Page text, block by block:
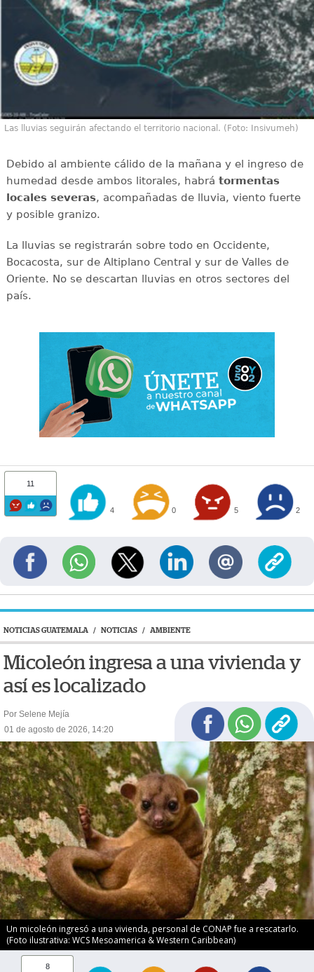
Las lluvias seguirán afectando el territorio nacional. (Foto: Insivumeh)
Debido al ambiente cálido de la mañana y el ingreso de
humedad desde ambos litorales, habrá tormentas
locales severas, acompañadas de lluvia, viento fuerte
y posible granizo.
La lluvias se registrarán sobre todo en Occidente,
Bocacosta, sur de Altiplano Central y sur de Valles de
Oriente. No se descartan lluvias en otros sectores del
país.
11
4 0 5 2
NOTICIAS GUATEMALA / NOTICIAS / AMBIENTE
Micoleón ingresa a una vivienda y
así es localizado
Por Selene Mejía
01 de agosto de 2026, 14:20
Un micoleón ingresó a una vivienda, personal de CONAP fue a rescatarlo.
(Foto ilustrativa: WCS Mesoamerica & Western Caribbean)
8